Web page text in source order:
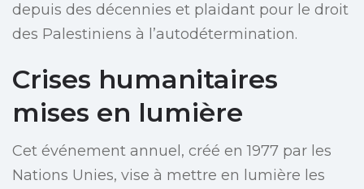
depuis des décennies et plaidant pour le droit
des Palestiniens à l’autodétermination.
Crises humanitaires
mises en lumière
Cet événement annuel, créé en 1977 par les
Nations Unies, vise à mettre en lumière les